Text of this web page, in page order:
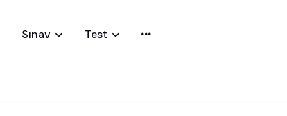
Sınav Test